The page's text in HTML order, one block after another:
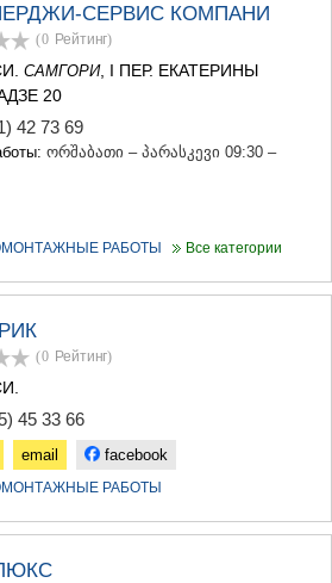
СЕРВИС КОМПАНИ
(0 Рейтинг)
САМГОРИ, I ПЕР. ЕКАТЕРИНЫ
20
42 73 69
ორშაბათი – პარასკევი 09:30 –
РАБОТЫ Все категории
(0 Рейтинг)
45 33 66
email facebook
РАБОТЫ